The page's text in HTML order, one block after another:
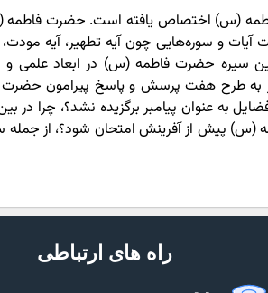
(س) اختصاص یافته است. حضرت فاطمه
و سوره‌هایی چون آیه تطهیر، آیه مودت،
حضرت فاطمه (س) در ابعاد علمی و
به طرح هفت پرسش و پاسخ پیرامون
پیش از آفرینش امتحان شود؟، از جمله
راه های ارتباطی